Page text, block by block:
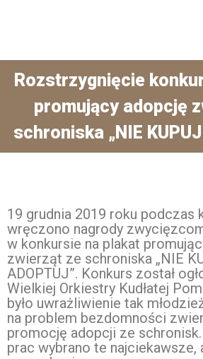
Rozstrzygnięcie
promujący adopcję
schroniska „NIE
19 grudnia 2019 roku podczas
wręczono nagrody
w konkursie na plakat
zwierząt ze schroniska „NIE
ADOPTUJ”. Konkurs został
Wielkiej Orkiestry Kudłatej
było uwrażliwienie tak
na problem bezdomności
promocję adopcji ze
prac wybrano te